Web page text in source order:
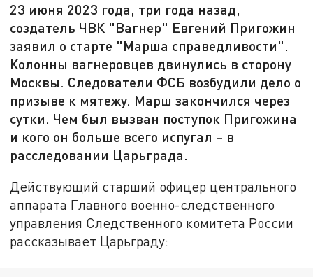
23 июня 2023 года, три года назад,
создатель ЧВК "Вагнер" Евгений Пригожин
заявил о старте "Марша справедливости".
Колонны вагнеровцев двинулись в сторону
Москвы. Следователи ФСБ возбудили дело о
призыве к мятежу. Марш закончился через
сутки. Чем был вызван поступок Пригожина
и кого он больше всего испугал – в
расследовании Царьграда.
Действующий старший офицер центрального
аппарата Главного военно-следственного
управления Следственного комитета России
рассказывает Царьграду: